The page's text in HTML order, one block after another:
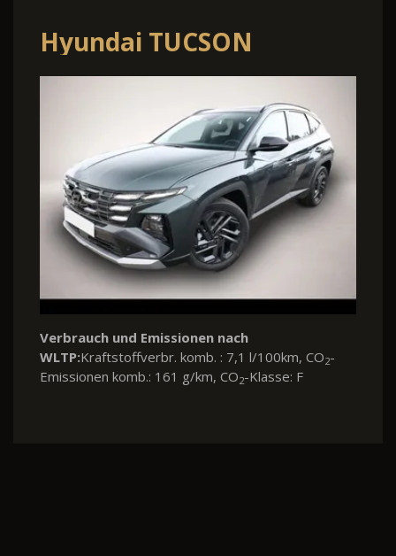
Hyundai TUCSON
Verbrauch und Emissionen nach
WLTP:Kraftstoffverbr. komb. : 7,1 l/100km, CO2-
Emissionen komb.: 161 g/km, CO2-Klasse: F